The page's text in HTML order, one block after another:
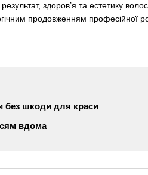
здоров’я та естетику
продовженням професійної
без шкоди для краси
вдома